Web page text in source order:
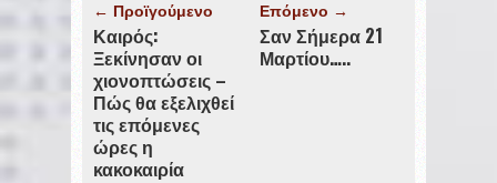
← Προϊγούμενο
Καιρός:
Ξεκίνησαν οι
χιονοπτώσεις –
Πώς θα εξελιχθεί
τις επόμενες
ώρες η
κακοκαιρία
Επόμενο →
Σαν Σήμερα 21
Μαρτίου…..